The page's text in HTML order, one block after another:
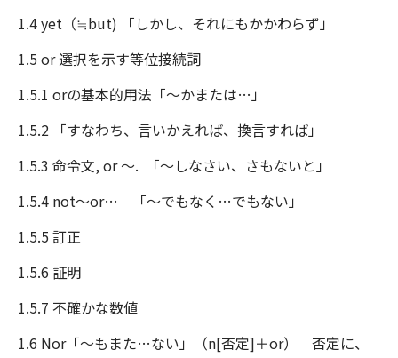
1.4 yet（≒but) 「しかし、それにもかかわらず」
1.5 or 選択を示す等位接続詞
1.5.1 orの基本的用法「～かまたは…」
1.5.2 「すなわち、言いかえれば、換言すれば」
1.5.3 命令文, or ～. 「～しなさい、さもないと」
1.5.4 not～or… 「～でもなく…でもない」
1.5.5 訂正
1.5.6 証明
1.5.7 不確かな数値
1.6 Nor「～もまた…ない」（n[否定]＋or） 否定に、